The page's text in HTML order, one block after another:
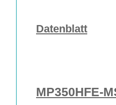
Datenblatt
MP350HFE-